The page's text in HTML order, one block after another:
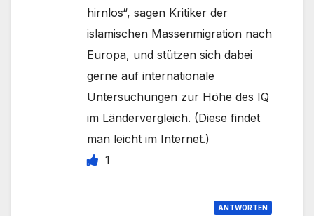
hirnlos“, sagen Kritiker der
islamischen Massenmigration nach
Europa, und stützen sich dabei
gerne auf internationale
Untersuchungen zur Höhe des IQ
im Ländervergleich. (Diese findet
man leicht im Internet.)
1
ANTWORTEN